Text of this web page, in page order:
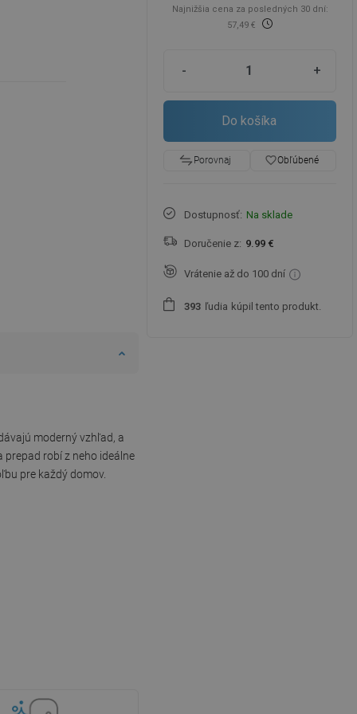
moderný vzhľad, a
robí z neho ideálne
pre každý domov.
Najnižšia cena za posledných 30 dní:
57,49 €
- +
Do košíka
Porovnaj favorite_borderObľúbené
Dostupnosť: Na sklade
Doručenie z: 9.99 €
Vrátenie až do 100 dní
393 ľudia kúpil tento produkt.